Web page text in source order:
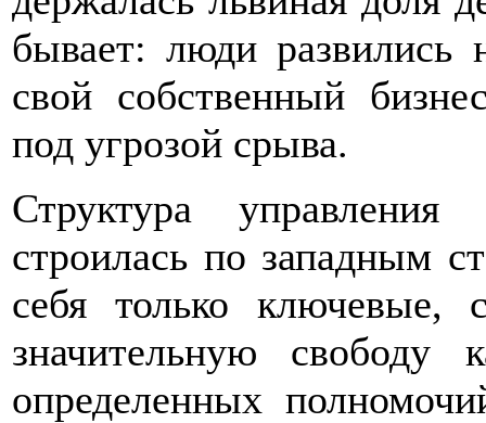
бывает: люди развились
свой собственный
под угрозой срыва.
Структура
строилась по западным
себя только ключевые,
значительную
определенных